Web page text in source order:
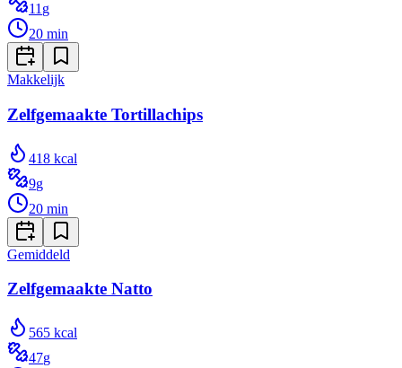
11 g
20 min
Makkelijk
Zelfgemaakte Tortillachips
418 kcal
9g
20 min
Gemiddeld
Zelfgemaakte Natto
565 kcal
47g